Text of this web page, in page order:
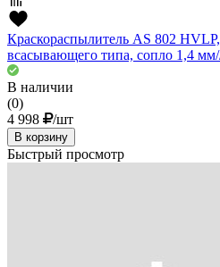
Краскораспылитель AS 802
всасывающего типа, сопло 1,4
В наличии
(0)
4 998
/шт
В корзину
Быстрый просмотр